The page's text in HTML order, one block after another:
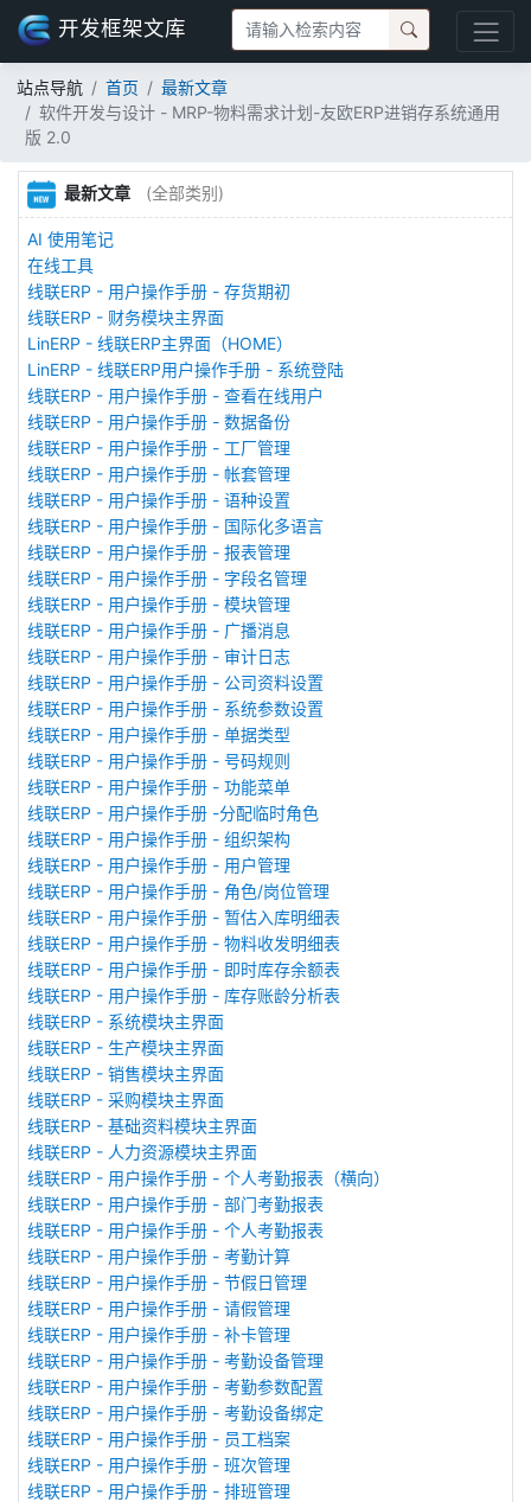
开发框架文库
站点导航 首页
最新文章
软件开发与设计 - MRP-物料需求计划-友欧ERP进销存系统通用
版 2.0
最新文章 (全部类别)
AI 使用笔记
在线工具
线联ERP - 用户操作手册 - 存货期初
线联ERP - 财务模块主界面
LinERP - 线联ERP主界面（HOME）
LinERP - 线联ERP用户操作手册 - 系统登陆
线联ERP - 用户操作手册 - 查看在线用户
线联ERP - 用户操作手册 - 数据备份
线联ERP - 用户操作手册 - 工厂管理
线联ERP - 用户操作手册 - 帐套管理
线联ERP - 用户操作手册 - 语种设置
线联ERP - 用户操作手册 - 国际化多语言
线联ERP - 用户操作手册 - 报表管理
线联ERP - 用户操作手册 - 字段名管理
线联ERP - 用户操作手册 - 模块管理
线联ERP - 用户操作手册 - 广播消息
线联ERP - 用户操作手册 - 审计日志
线联ERP - 用户操作手册 - 公司资料设置
线联ERP - 用户操作手册 - 系统参数设置
线联ERP - 用户操作手册 - 单据类型
线联ERP - 用户操作手册 - 号码规则
线联ERP - 用户操作手册 - 功能菜单
线联ERP - 用户操作手册 -分配临时角色
线联ERP - 用户操作手册 - 组织架构
线联ERP - 用户操作手册 - 用户管理
线联ERP - 用户操作手册 - 角色/岗位管理
线联ERP - 用户操作手册 - 暂估入库明细表
线联ERP - 用户操作手册 - 物料收发明细表
线联ERP - 用户操作手册 - 即时库存余额表
线联ERP - 用户操作手册 - 库存账龄分析表
线联ERP - 系统模块主界面
线联ERP - 生产模块主界面
线联ERP - 销售模块主界面
线联ERP - 采购模块主界面
线联ERP - 基础资料模块主界面
线联ERP - 人力资源模块主界面
线联ERP - 用户操作手册 - 个人考勤报表（横向）
线联ERP - 用户操作手册 - 部门考勤报表
线联ERP - 用户操作手册 - 个人考勤报表
线联ERP - 用户操作手册 - 考勤计算
线联ERP - 用户操作手册 - 节假日管理
线联ERP - 用户操作手册 - 请假管理
线联ERP - 用户操作手册 - 补卡管理
线联ERP - 用户操作手册 - 考勤设备管理
线联ERP - 用户操作手册 - 考勤参数配置
线联ERP - 用户操作手册 - 考勤设备绑定
线联ERP - 用户操作手册 - 员工档案
线联ERP - 用户操作手册 - 班次管理
线联ERP - 用户操作手册 - 排班管理